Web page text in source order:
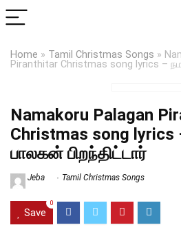
Home » Tamil Christmas Songs »
Piranthitar Christmas song lyrics –
Namakoru Palagan
Christmas song
பாலகன் பிறந்திட்டார்
Jeba Tamil Christmas Songs
Save
0